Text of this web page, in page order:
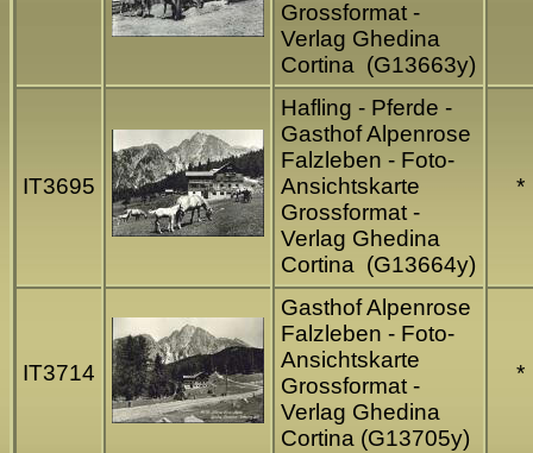
Grossformat -
Verlag Ghedina
Cortina (G13663y)
IT3695
Hafling - Pferde -
Gasthof Alpenrose
Falzleben - Foto-
Ansichtskarte
Grossformat -
Verlag Ghedina
Cortina (G13664y)
*
IT3714
Gasthof Alpenrose
Falzleben - Foto-
Ansichtskarte
Grossformat -
Verlag Ghedina
Cortina (G13705y)
*